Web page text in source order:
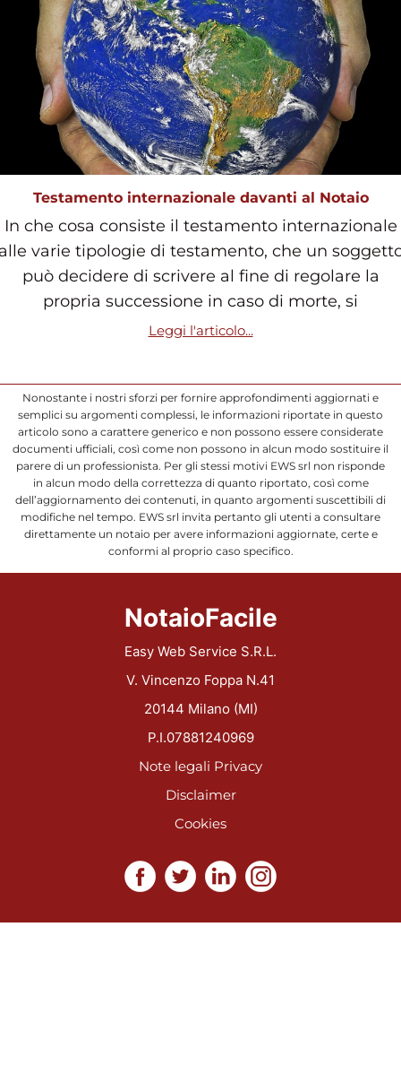
Testamento internazionale davanti al Notaio
In che cosa consiste il testamento internazionale
varie tipologie di testamento, che un
può decidere di scrivere al fine di regolare la
propria successione in caso di morte, si
Leggi l'articolo...
Nonostante i nostri sforzi per fornire approfondimenti aggiornati e
semplici su argomenti complessi, le informazioni riportate in questo
articolo sono a carattere generico e non possono essere considerate
documenti ufficiali, così come non possono in alcun modo sostituire il
parere di un professionista. Per gli stessi motivi EWS srl non risponde
in alcun modo della correttezza di quanto riportato, così come
dell’aggiornamento dei contenuti, in quanto argomenti suscettibili di
modifiche nel tempo. EWS srl invita pertanto gli utenti a consultare
direttamente un notaio per avere informazioni aggiornate, certe e
conformi al proprio caso specifico.
NotaioFacile
Easy Web Service S.R.L.
V. Vincenzo Foppa N.41
20144 Milano (MI)
P.I.07881240969
Note legali Privacy
Disclaimer
Cookies